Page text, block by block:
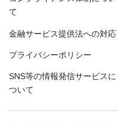
て
金融サービス提供法への対応
プライバシーポリシー
SNS等の情報発信サービスに
ついて